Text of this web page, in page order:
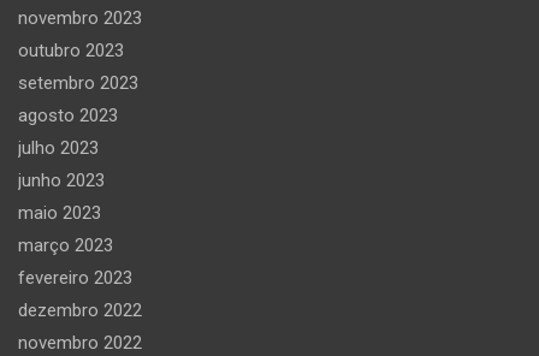
novembro 2023
outubro 2023
setembro 2023
agosto 2023
julho 2023
junho 2023
maio 2023
março 2023
fevereiro 2023
dezembro 2022
novembro 2022